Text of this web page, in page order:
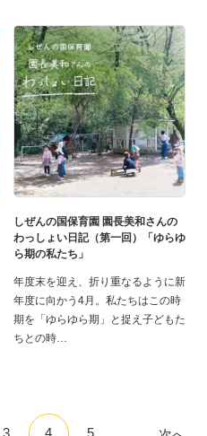
しぜんの国保育園 園長美和さんの
わっしょい日記（第一回）「ゆらゆ
ら期の私たち」
年度末を迎え、折り重なるように新
年度に向かう4月。私たちはこの時
期を「ゆらゆら期」と捉え子どもた
ちとの時
3 4 5